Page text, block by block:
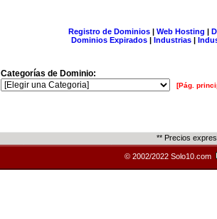
Registro de Dominios| Web Hosting |
Dominios Expirados | Industrias |
Categorías de Dominio:
[Pág.
** Precios
© 2002/2022 Solo10.com